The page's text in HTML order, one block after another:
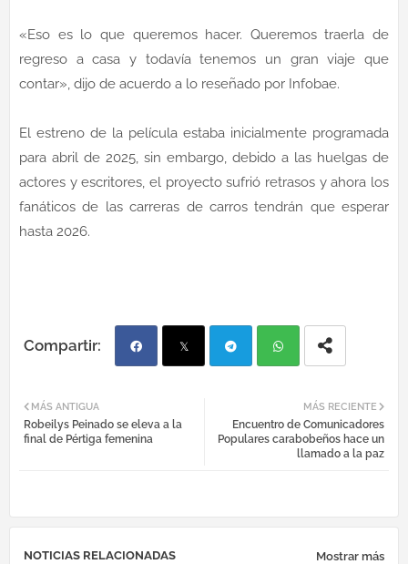
«Eso es lo que queremos hacer. Queremos traerla de
regreso a casa y todavía tenemos un gran viaje que
contar», dijo de acuerdo a lo reseñado por Infobae.
El estreno de la película estaba inicialmente programada
para abril de 2025, sin embargo, debido a las huelgas de
actores y escritores, el proyecto sufrió retrasos y ahora los
fanáticos de las carreras de carros tendrán que esperar
hasta 2026.
ebo tter egr atsa
MÁS RECIENTE
Encuentro de Comunicadores
Populares carabobeños hace un
llamado a la paz
MÁS ANTIGUA
Robeilys Peinado se eleva a la
final de Pértiga femenina
NOTICIAS RELACIONADAS Mostrar más